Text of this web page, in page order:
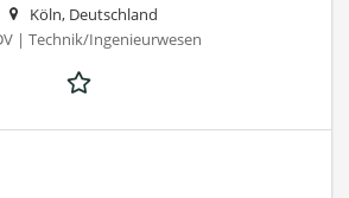
Köln, Deutschland
| Technik/Ingenieurwesen